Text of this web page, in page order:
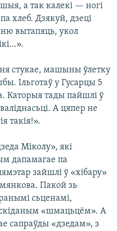
а так калекі — ногі
хлеб. Дзякуй, дзеці
вытапяць, укол
стукае, машыны ўлетку
Ільготаў у Гусарцы 5
Каторыя тады пайшлі ў
А цяпер не
такія!».
Міколу», які
дапамагае па
зайшлі ў «хібару»
Пакой зь
сьценамі,
«шмацьцём». А
сапраўды «дзедам», з